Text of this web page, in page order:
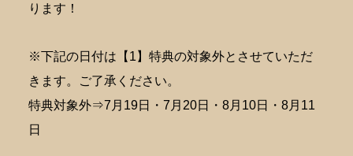
ります！
※下記の日付は【1】特典の対象外とさせていただ
きます。ご了承ください。
特典対象外⇒7月19日・7月20日・8月10日・8月11
日